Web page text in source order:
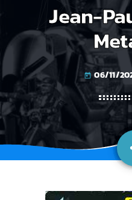
Jean-
today 06/11/